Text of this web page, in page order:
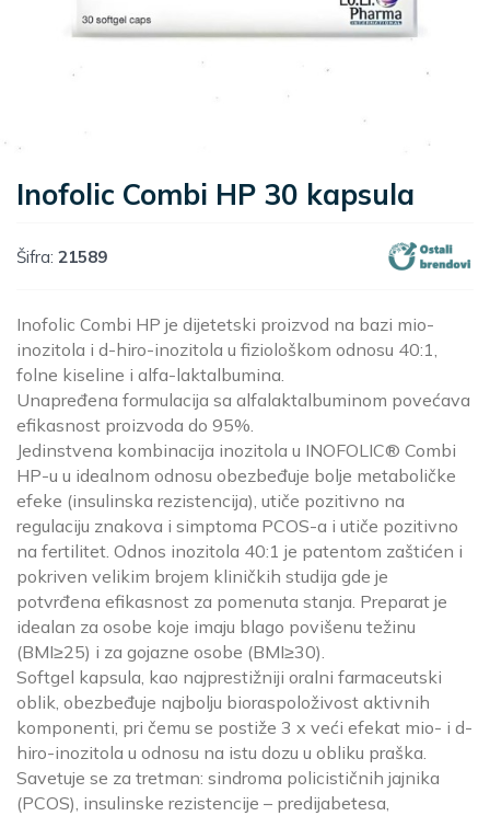
Inofolic Combi HP 30 kapsula
Šifra: 21589
Inofolic Combi HP je dijetetski proizvod na bazi mio-
inozitola i d-hiro-inozitola u fiziološkom odnosu 40:1,
folne kiseline i alfa-laktalbumina.
Unapređena formulacija sa alfalaktalbuminom povećava
efikasnost proizvoda do 95%.
Jedinstvena kombinacija inozitola u INOFOLIC® Combi
HP-u u idealnom odnosu obezbeđuje bolje metaboličke
efeke (insulinska rezistencija), utiče pozitivno na
regulaciju znakova i simptoma PCOS-a i utiče pozitivno
na fertilitet. Odnos inozitola 40:1 je patentom zaštićen i
pokriven velikim brojem kliničkih studija gde je
potvrđena efikasnost za pomenuta stanja. Preparat je
idealan za osobe koje imaju blago povišenu težinu
(BMI≥25) i za gojazne osobe (BMI≥30).
Softgel kapsula, kao najprestižniji oralni farmaceutski
oblik, obezbeđuje najbolju bioraspoloživost aktivnih
komponenti, pri čemu se postiže 3 x veći efekat mio- i d-
hiro-inozitola u odnosu na istu dozu u obliku praška.
Savetuje se za tretman: sindroma policističnih jajnika
(PCOS), insulinske rezistencije – predijabetesa,